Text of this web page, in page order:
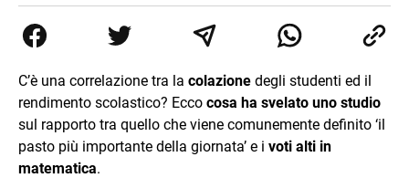
di trasformare la passione per la scrittura in un lavoro, e
da lì non mi sono più fermata. L’attualità è il mio pane
mente.
C’è una correlazione tra la colazione degli studenti ed il
rendimento scolastico? Ecco cosa ha svelato uno studio
sul rapporto tra quello che viene comunemente definito ‘il
pasto più importante della giornata’ e i voti alti in
matematica.